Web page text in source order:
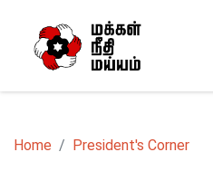
Home President's Corner